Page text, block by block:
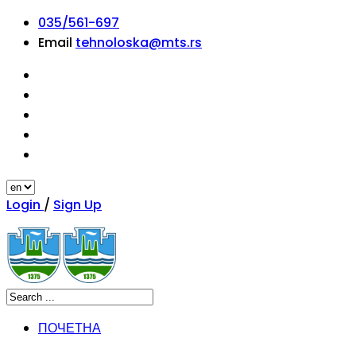
035/561-697
Email tehnoloska@mts.rs
Login / Sign Up
ПОЧЕТНА